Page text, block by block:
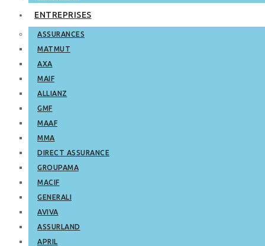
ENTREPRISES
ASSURANCES
MATMUT
AXA
MAIF
ALLIANZ
GMF
MAAF
MMA
DIRECT ASSURANCE
GROUPAMA
MACIF
GENERALI
AVIVA
ASSURLAND
APRIL